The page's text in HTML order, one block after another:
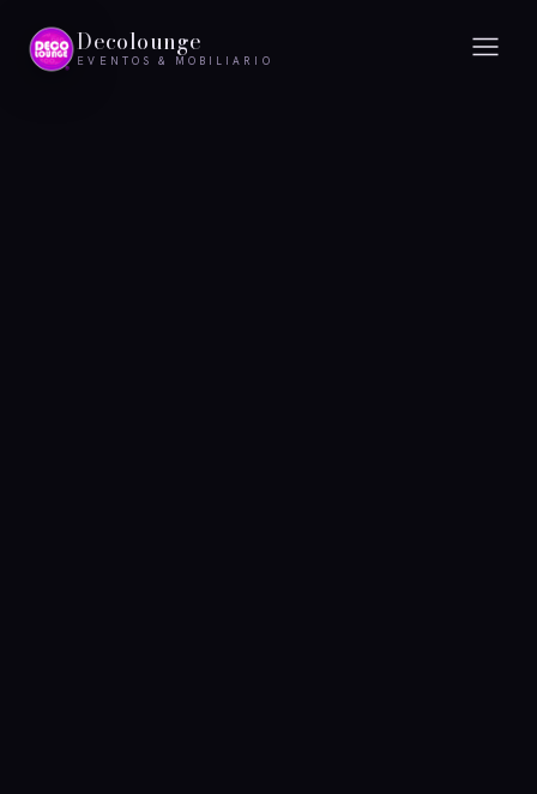
Decolounge
EVENTOS & MOBILIARIO